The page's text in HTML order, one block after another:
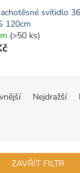
svítidlo
120cm
(>50 ks)
Nejdražší
ZAVŘÍT FILTR